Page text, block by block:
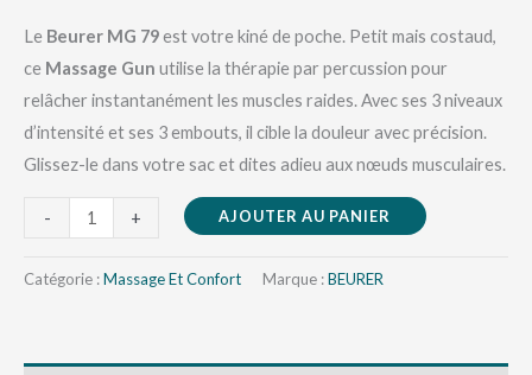
Le Beurer MG 79est votre kiné de poche. Petit mais costaud,
ce Massage Gun utilise la thérapie par percussion pour
relâcher instantanément les muscles raides. Avec ses 3 niveaux
d’intensité et ses 3 embouts, il cible la douleur avec précision.
Glissez-le dans votre sac et dites adieu aux nœuds musculaires.
- + AJOUTER AU PANIER
Catégorie :Massage Et Confort Marque :BEURER